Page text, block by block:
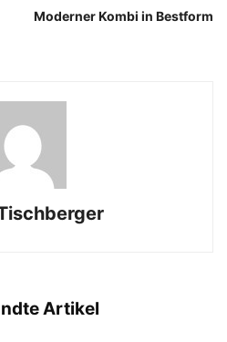
Moderner Kombi in Bestform
Artikel